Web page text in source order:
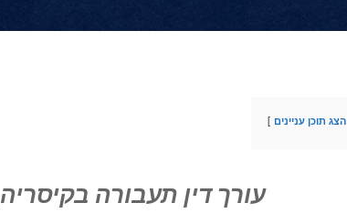
הצג תוכן עניינים
עורך דין תעבורה בקיסריה